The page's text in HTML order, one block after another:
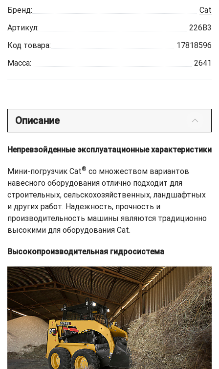
Бренд:
Cat
Артикул:
226B3
Код товара:
17818596
Масса:
2641
Описание
Непревзойденные эксплуатационные характеристики
Мини-погрузчик Cat® со множеством вариантов
навесного оборудования отлично подходит для
строительных, сельскохозяйственных, ландшафтных
и других работ. Надежность, прочность и
производительность машины являются традиционно
высокими для оборудования Cat.
Высокопроизводительная гидросистема